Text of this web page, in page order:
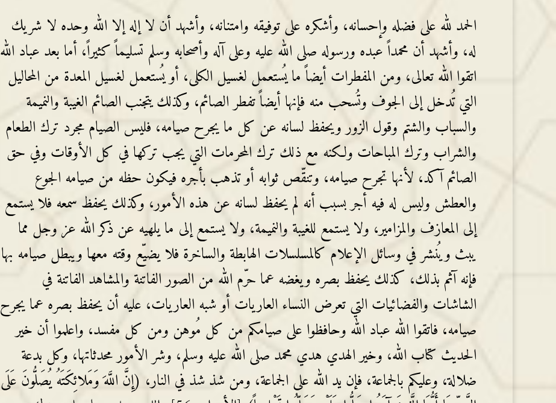
الحمد لله على فضله وإحسانه، وأشكره على توفيقه وامتنانه، وأشهد أن لا إله إلا الله وحده لا شريك
له، وأشهد أن محمداً عبده ورسوله صلى الله عليه وعلى آله وأصحابه وسلم تسليماً كثيراً، أما بعد عباد الله
اتقوا الله تعالى، ومن المفطرات أيضاً ما يُستعمل لغسيل الكلى، أو يُستعمل لغسيل المعدة من المحاليل
التي تُدخل إلى الجوف وتُسحب منه فإنها أيضاً تفطر الصائم، وكذلك يتجنب الصائم الغيبة والنميمة
والسباب والشتم وقول الزور ويحفظ لسانه عن كل ما يجرح صيامه، فليس الصيام مجرد ترك الطعام
والشراب وترك المباحات ولكنه مع ذلك ترك المحرمات التي يجب تركها في كل الأوقات وفي حق
الصائم آكد، لأنها تجرح صيامه، وتنقّص ثوابه أو تذهب بأجره فيكون حظه من صيامه الجوع
والعطش وليس له فيه أجر بسبب أنه لم يحفظ لسانه عن هذه الأمور، وكذلك يحفظ سمعه فلا يستمع
إلى المعازف والمزامير، ولا يستمع للغيبة والنميمة، ولا يستمع إلى ما يلهيه عن ذكر الله عز وجل مما
يبث ويُنشر في وسائل الإعلام كالمسلسلات الهابطة والساخرة فلا يضيّع وقته معها ويبطل صيامه بها
فإنه آثم بذلك، كذلك يحفظ بصره ويغضه عما حرّم الله من الصور الفاتنة والمشاهد الفاتنة في
الشاشات والفضائيات التي تعرض النساء العاريات أو شبه العاريات، عليه أن يحفظ بصره عما يجرح
صيامه، فاتقوا الله عباد الله وحافظوا على صيامكم من كل مُوهن ومن كل مفسد، واعلموا أن خير
الحديث كتاب الله، وخير الهدي هدي محمد صلى الله عليه وسلم، وشر الأمور محدثاتها، وكل بدعة
ضلالة، وعليكم بالجماعة، فإن يد الله على الجماعة، ومن شذ شذ في النار، (إِنَّ اللَّهَ وَمَلائِكَتَهُ يُصَلُّونَ عَلَى